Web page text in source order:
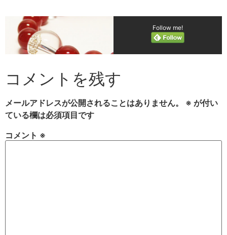
Follow me!
コメントを残す
メールアドレスが公開されることはありません。 ※ が付い
ている欄は必須項目です
コメント ※